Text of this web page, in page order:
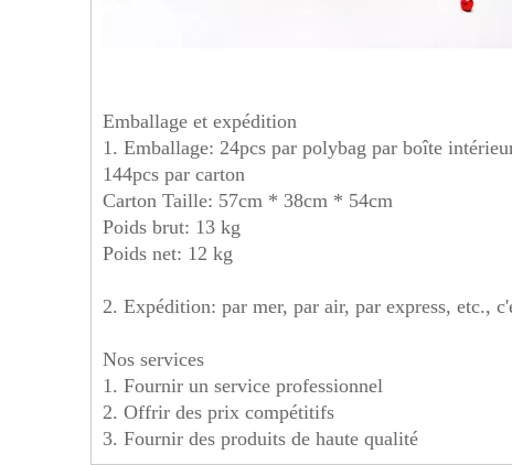
Emballage et expédition
1. Emballage: 24pcs par polybag par boîte
144pcs par carton
Carton Taille: 57cm * 38cm * 54cm
Poids brut: 13 kg
Poids net: 12 kg
2. Expédition: par mer, par air, par express, etc.,
Nos services
1. Fournir un service professionnel
2. Offrir des prix compétitifs
3. Fournir des produits de haute qualité